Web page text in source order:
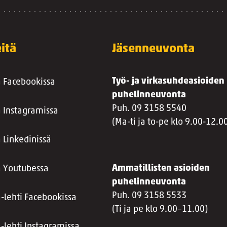
Instagramissa
lehti Facebookissa
Jäsenneuvonta
Työ- ja virkasuhdeasioiden
puhelinneuvonta
Puh. 09 3158 5540
(Ma-ti ja to-pe klo 9.00-
Ammatillisten asioiden
puhelinneuvonta
Puh. 09 3158 5533
(Ti ja pe klo 9.00–11.00)